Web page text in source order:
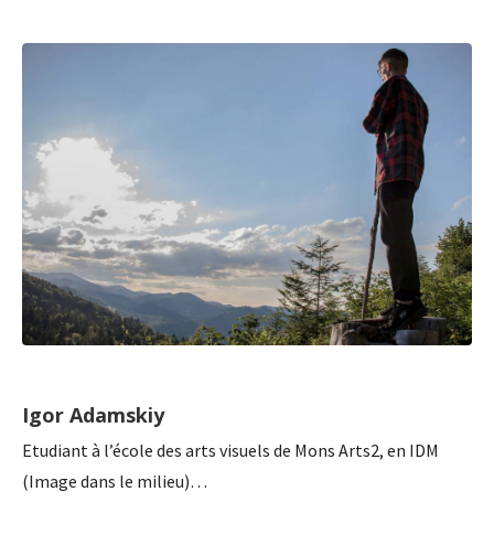
Igor Adamskiy
Etudiant à l’école des arts visuels de Mons Arts2, en IDM
(Image dans le milieu)…